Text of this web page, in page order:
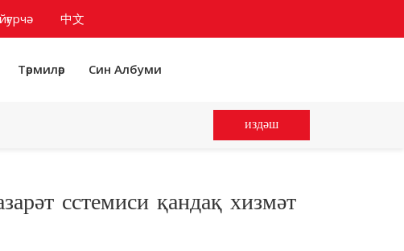
中文
Тәрмиләр Син Албуми
издәш
сстемиси қандақ хизмәт